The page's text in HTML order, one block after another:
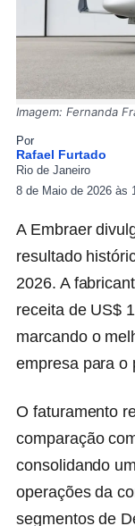
Imagem: Fernanda
Por
Rafael Furtado
Rio de Janeiro
8 de Maio de 2026 às
A Embraer
resultado
2026. A
receita de US$
marcando o
empresa para o
O faturamento
comparação
consolidando
operações da
segmentos de